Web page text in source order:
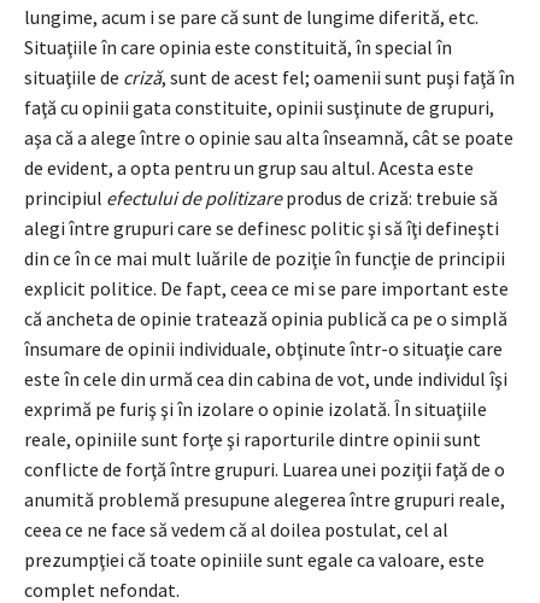
lungime, acum i se pare că sunt de lungime diferită, etc.
Situaţiile în care opinia este constituită, în special în
situaţiile de criză, sunt de acest fel; oamenii sunt puşi faţă în
faţă cu opinii gata constituite, opinii susţinute de grupuri,
aşa că a alege între o opinie sau alta înseamnă, cât se poate
de evident, a opta pentru un grup sau altul. Acesta este
principiul efectului de politizareprodus de criză: trebuie să
alegi între grupuri care se definesc politic şi să îţi defineşti
din ce în ce mai mult luările de poziţie în funcţie de principii
explicit politice. De fapt, ceea ce mi se pare important este
că ancheta de opinie tratează opinia publică ca pe o simplă
însumare de opinii individuale, obţinute într-o situaţie care
este în cele din urmă cea din cabina de vot, unde individul îşi
exprimă pe furiş şi în izolare o opinie izolată. În situaţiile
reale, opiniile sunt forţe şi raporturile dintre opinii sunt
conflicte de forţă între grupuri. Luarea unei poziţii faţă de o
anumită problemă presupune alegerea între grupuri reale,
ceea ce ne face să vedem că al doilea postulat, cel al
prezumpţiei că toate opiniile sunt egale ca valoare, este
complet nefondat.